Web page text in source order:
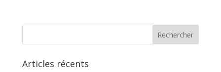
Articles récents